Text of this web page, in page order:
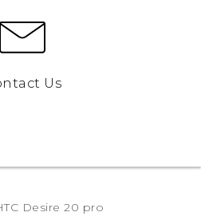
Us
Desire 20 pro‎